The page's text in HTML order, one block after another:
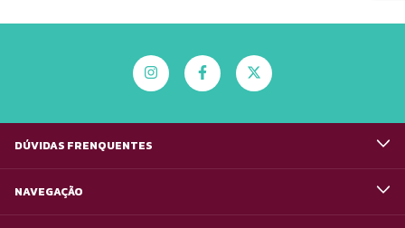
DÚVIDAS FRENQUENTES
NAVEGAÇÃO